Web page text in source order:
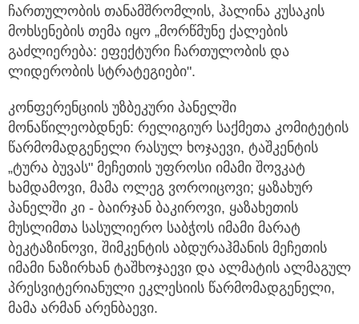
ჩართულობის თანამშრომლის, ჰალინა კუსაკის
მოხსენების თემა იყო „მორწმუნე ქალების
გაძლიერება: ეფექტური ჩართულობის და
ლიდერობის სტრატეგიები".
კონფერენციის უზბეკური პანელში
მონაწილეობდნენ: რელიგიურ საქმეთა კომიტეტის
წარმომადგენელი რასულ ხოჯაევი, ტაშკენტის
„ტურა ბუვას" მეჩეთის უფროსი იმამი შოვკატ
ხამდამოვი, მამა ოლეგ ვოროიცოვი; ყაზახურ
პანელში კი - ბაირჯან ბაკიროვი, ყაზახეთის
მუსლიმთა სასულიერო საბჭოს იმამი მარატ
ბეკტაზინოვი, შიმკენტის აბდურაჰმანის მეჩეთის
იმამი ნაზირხან ტაშხოჯაევი და ალმატის ალმაგულ
პრესვიტერიანული ეკლესიის წარმომადგენელი,
მამა არმან არენბაევი.